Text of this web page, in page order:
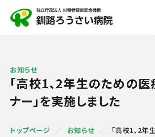
お知らせ
「高校1、2年生のための
ナー」を実施しました
トップページ お知らせ 「高校1、2